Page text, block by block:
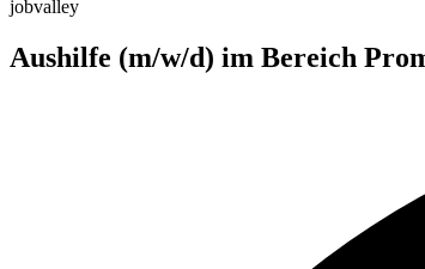
jobvalley
Aushilfe (m/w/d) im Bereich